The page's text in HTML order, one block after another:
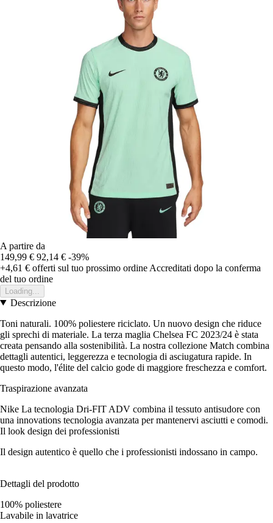
A partire da
149,99 € 92,14 € -39%
+4,61 € offerti sul tuo prossimo ordine Accreditati dopo la conferma
del tuo ordine
Loading...
Descrizione
Toni naturali. 100% poliestere riciclato. Un nuovo design che riduce
gli sprechi di materiale. La terza maglia Chelsea FC 2023/24 è stata
creata pensando alla sostenibilità. La nostra collezione Match combina
dettagli autentici, leggerezza e tecnologia di asciugatura rapide. In
questo modo, l'élite del calcio gode di maggiore freschezza e comfort.
Traspirazione avanzata
Nike La tecnologia Dri-FIT ADV combina il tessuto antisudore con
una innovations tecnologia avanzata per mantenervi asciutti e comodi.
Il look design dei professionisti
Il design autentico è quello che i professionisti indossano in campo.
Dettagli del prodotto
100% poliestere
Lavabile in lavatrice